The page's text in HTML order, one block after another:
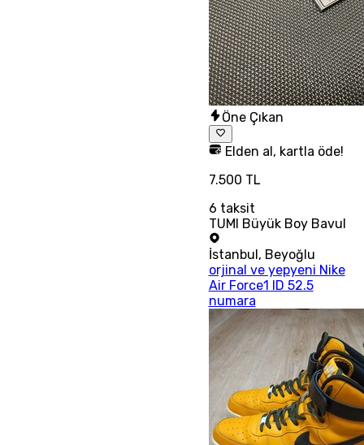
Öne Çıkan
Elden al, kartla öde!
7.500 TL
6 taksit
TUMI Büyük Boy Bavul
İstanbul , Beyoğlu
orjinal ve yepyeni Nike
Air Force1 ID 52.5
numara